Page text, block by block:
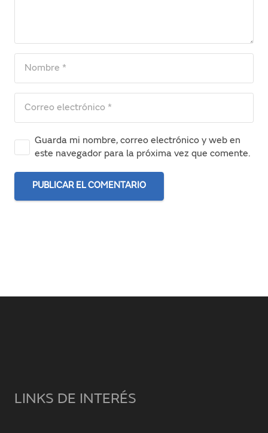
Guarda mi nombre, correo electrónico y web en
este navegador para la próxima vez que comente.
PUBLICAR EL COMENTARIO
LINKS DE INTERÉS